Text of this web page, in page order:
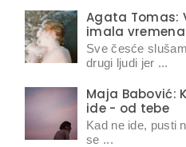
Agata Tomas:
imala vremena
Sve česće
drugi ljudi jer ...
Maja Babović:
ide - od tebe
Kad ne ide, pusti
se ...